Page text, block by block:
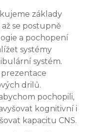
základy
se postupně
a pochopení
systémy
systém.
drilů.
pochopili,
kognitivní i
kapacitu CNS.